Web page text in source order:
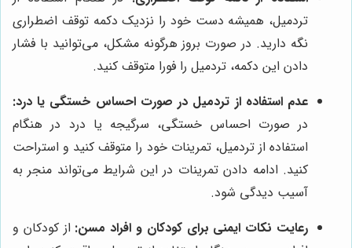
تردمیل، همیشه دست خود را نزدیک دکمه توقف اضطراری
نگه دارید. در صورت بروز هرگونه مشکل، می‌توانید با فشار
دادن این دکمه، تردمیل را فورا متوقف کنید.
عدم استفاده از تردمیل در صورت احساس خستگی یا درد:
در صورت احساس خستگی، سرگیجه یا درد در هنگام
استفاده از تردمیل، تمرینات خود را متوقف کنید و استراحت
کنید. ادامه دادن تمرینات در این شرایط می‌تواند منجر به
آسیب دیدگی شود.
رعایت نکات ایمنی برای کودکان و افراد مسن: از کودکان و